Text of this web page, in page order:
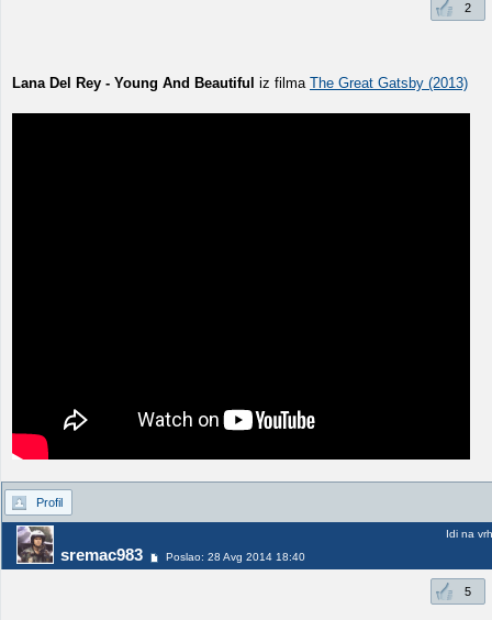
2
Lana Del Rey - Young And Beautiful iz filma The Great Gatsby (2013)
Profil
sremac983 Poslao: 28 Avg 2014 18:40
Idi na vrh
5